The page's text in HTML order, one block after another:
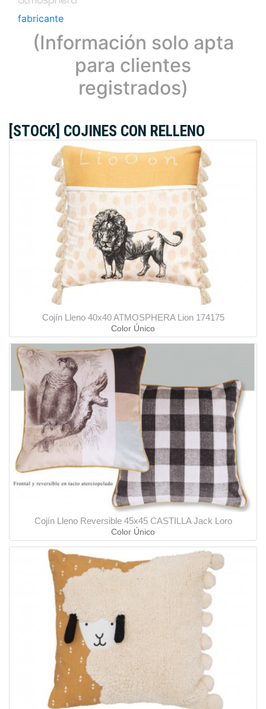
fabricante
(Información solo apta
para clientes
registrados)
[STOCK] COJINES CON RELLENO
Cojín Lleno 40x40 ATMOSPHERA Lion 174175
Color Único
Cojín Lleno Reversible 45x45 CASTILLA Jack Loro
Color Único